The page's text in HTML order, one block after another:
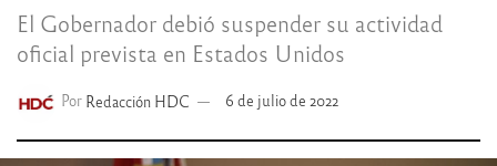
El Gobernador debió suspender su actividad
oficial prevista en Estados Unidos
Por Redacción HDC 6 de julio de 2022